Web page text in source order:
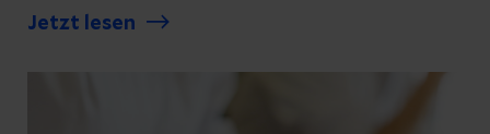
einem Screening untersuchen lassen. Die
Lungenkrebs setzen auf moderne Verfahren zur
Abklärung und Therapie.
Jetzt lesen